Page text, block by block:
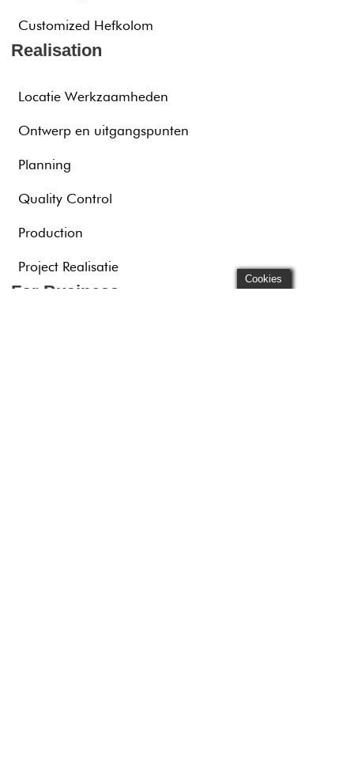
Customized Hefkolom
Realisation
Locatie Werkzaamheden
Ontwerp en uitgangspunten
Planning
Quality Control
Production
Project Realisatie
For Business
Cookies